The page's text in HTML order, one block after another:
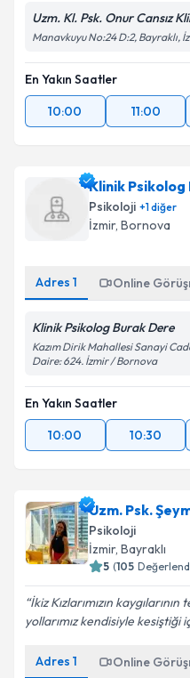
Uzm. Kl. Psk. Onur Cansız
Manavkuyu No:24 D:2, Bayraklı,
En Yakın Saatler
10:00
11:00
Klinik Psikolog
Psikoloji +1diğer
İzmir, Bornova
Adres 1 Online
Klinik Psikolog Burak Dere
Kazım Dirik Mahallesi Sanayi
Daire: 624. İzmir / Bornova
En Yakın Saatler
10:00
10:30
Uzm. Psk.
Psikoloji
İzmir, Bayraklı
5 (105
İkiz Kızlarımızın
yollarımız kendisiyle kesiştiği
Adres 1 Online